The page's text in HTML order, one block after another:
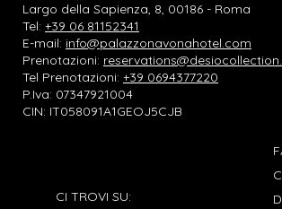
Largo della Sapienza, 8, 00186 - Roma
Tel: +39 06 81152341
E-mail: info@palazzonavonahotel.com
Prenotazioni:
Tel Prenotazioni: +39 0694377220
P.Iva: 07347921004
CIN: IT058091A1GEOJ5CJB
CI TROVI SU: